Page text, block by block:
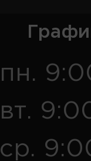
пн.
вт.
ср.